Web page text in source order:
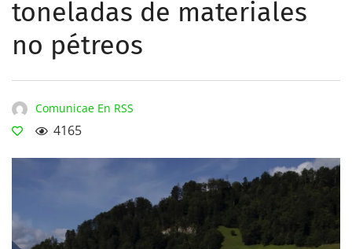
toneladas de materiales
no pétreos
Comunicae En RSS
4165